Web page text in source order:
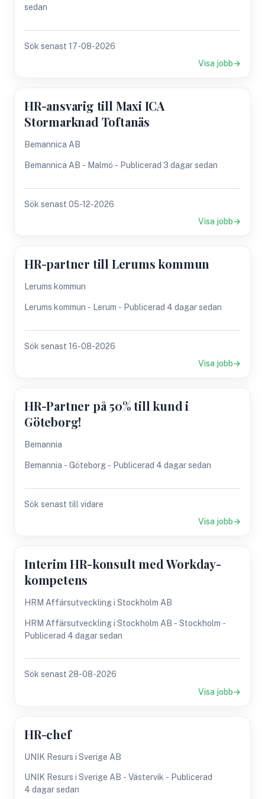
sedan
Sök senast 17-08-2026
Visa jobb
HR-ansvarig till Maxi ICA
Stormarknad Toftanäs
Bemannica AB
Bemannica AB - Malmö - Publicerad 3 dagar sedan
Sök senast 05-12-2026
Visa jobb
HR-partner till Lerums kommun
Lerums kommun
Lerums kommun - Lerum - Publicerad 4 dagar sedan
Sök senast 16-08-2026
Visa jobb
HR-Partner på 50% till kund i
Göteborg!
Bemannia
Bemannia - Göteborg - Publicerad 4 dagar sedan
Sök senast till vidare
Visa jobb
Interim HR-konsult med Workday-
kompetens
HRM Affärsutveckling i Stockholm AB
HRM Affärsutveckling i Stockholm AB - Stockholm -
Publicerad 4 dagar sedan
Sök senast 28-08-2026
Visa jobb
HR-chef
UNIK Resurs i Sverige AB
UNIK Resurs i Sverige AB - Västervik - Publicerad
4 dagar sedan